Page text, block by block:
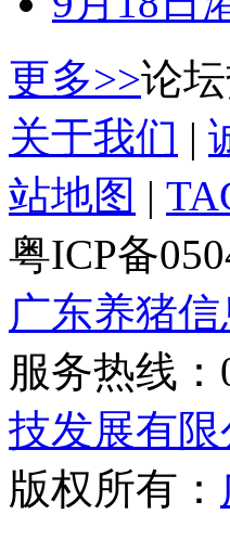
更多>>论
关于我们 |
站地图 |
粤ICP备
广东养猪信
服务热线
技发展有限
版权所有：